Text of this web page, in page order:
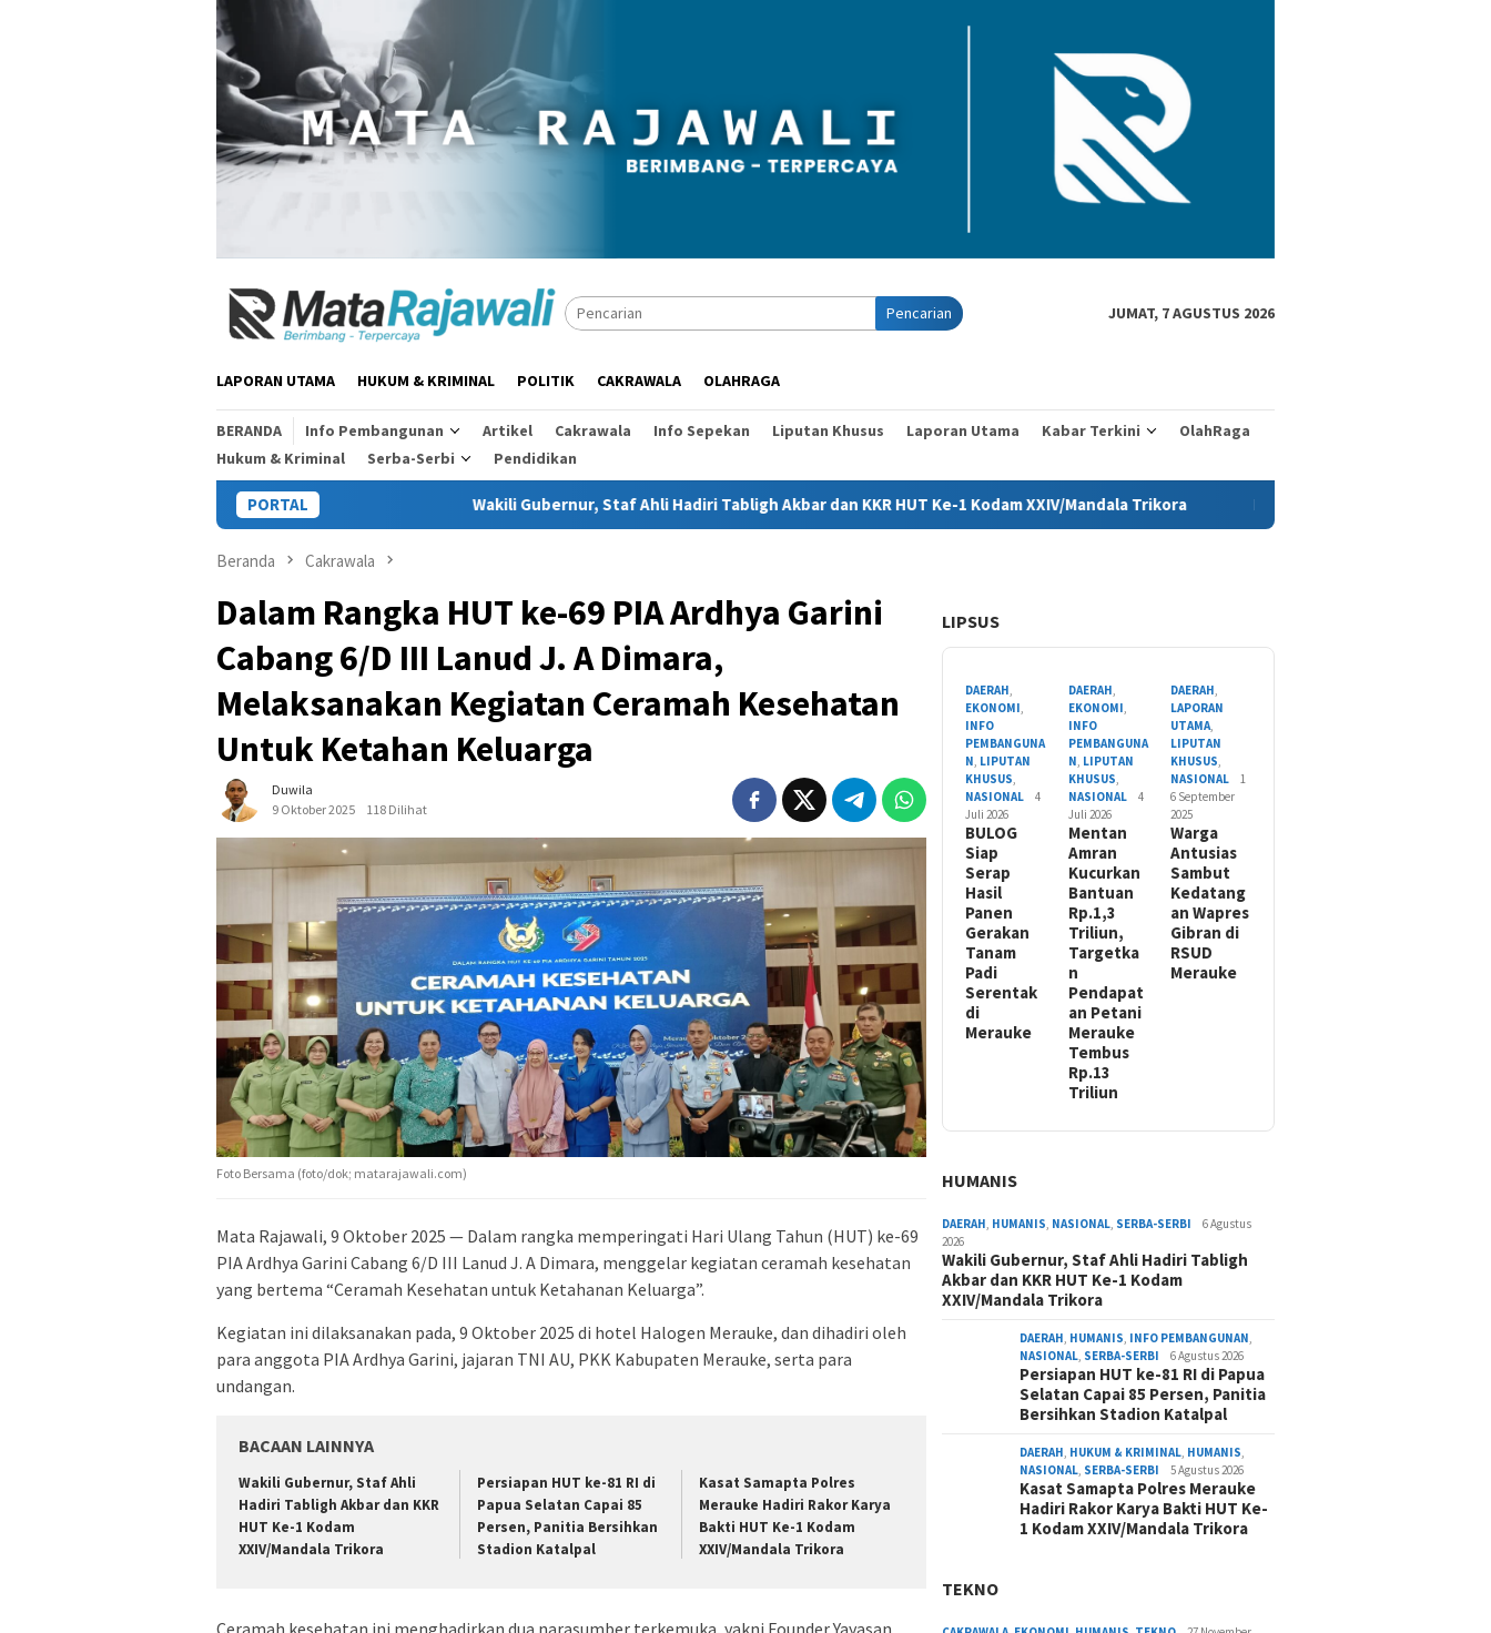
Pencarian JUMAT, 7 AGUSTUS 2026
LAPORAN UTAMA HUKUM & KRIMINAL POLITIK CAKRAWALA OLAHRAGA
BERANDA Info Pembangunan Artikel Cakrawala Info Sepekan Liputan Khusus Laporan Utama Kabar Terkini
OlahRaga
Hukum & Kriminal
Serba-Serbi Pendidikan
PORTALWakili Gubernur, Staf Ahli Hadiri Tabligh Akbar dan KKR HUT Ke-1 Kodam XXIV/Mandala Trikora Persiapan HUT ke-81 RI di Papua Selatan Capai 85
Beranda Cakrawala
Dalam Rangka HUT ke-69 PIA Ardhya Garini
Cabang 6/D III Lanud J. A Dimara,
Melaksanakan Kegiatan Ceramah Kesehatan
Untuk Ketahan Keluarga
Duwila
9 Oktober 2025
118 Dilihat
Foto Bersama (foto/dok; matarajawali.com)
Mata Rajawali, 9 Oktober 2025 — Dalam rangka memperingati Hari Ulang Tahun (HUT) ke-69
PIA Ardhya Garini Cabang 6/D III Lanud J. A Dimara, menggelar kegiatan ceramah kesehatan
yang bertema “Ceramah Kesehatan untuk Ketahanan Keluarga”.
Kegiatan ini dilaksanakan pada, 9 Oktober 2025 di hotel Halogen Merauke, dan dihadiri oleh
para anggota PIA Ardhya Garini, jajaran TNI AU, PKK Kabupaten Merauke, serta para
undangan.
BACAAN LAINNYA
Wakili Gubernur, Staf Ahli
Hadiri Tabligh Akbar dan KKR
HUT Ke-1 Kodam
XXIV/Mandala Trikora
Persiapan HUT ke-81 RI di
Papua Selatan Capai 85
Persen, Panitia Bersihkan
Stadion Katalpal
Kasat Samapta Polres
Merauke Hadiri Rakor Karya
Bakti HUT Ke-1 Kodam
XXIV/Mandala Trikora
Ceramah kesehatan ini menghadirkan dua narasumber terkemuka, yakni Founder Yayasan
LIPSUS
DAERAH,
EKONOMI,
INFO
PEMBANGUNA
N, LIPUTAN
KHUSUS,
NASIONAL
4
Juli 2026
BULOG
Siap
Serap
Hasil
Panen
Gerakan
Tanam
Padi
Serentak
di
Merauke
DAERAH,
EKONOMI,
INFO
PEMBANGUNA
N, LIPUTAN
KHUSUS,
NASIONAL
4
Juli 2026
Mentan
Amran
Kucurkan
Bantuan
Rp.1,3
Triliun,
Targetka
n
Pendapat
an Petani
Merauke
Tembus
Rp.13
Triliun
DAERAH,
LAPORAN
UTAMA,
LIPUTAN
KHUSUS,
NASIONAL
1
6 September
2025
Warga
Antusias
Sambut
Kedatang
an Wapres
Gibran di
RSUD
Merauke
HUMANIS
DAERAH, HUMANIS, NASIONAL, SERBA-SERBI
6 Agustus
2026
Wakili Gubernur, Staf Ahli Hadiri Tabligh
Akbar dan KKR HUT Ke-1 Kodam
XXIV/Mandala Trikora
DAERAH, HUMANIS, INFO PEMBANGUNAN,
NASIONAL, SERBA-SERBI 6 Agustus 2026
Persiapan HUT ke-81 RI di Papua
Selatan Capai 85 Persen, Panitia
Bersihkan Stadion Katalpal
DAERAH, HUKUM & KRIMINAL, HUMANIS,
NASIONAL, SERBA-SERBI 5 Agustus 2026
Kasat Samapta Polres Merauke
Hadiri Rakor Karya Bakti HUT Ke-
1 Kodam XXIV/Mandala Trikora
TEKNO